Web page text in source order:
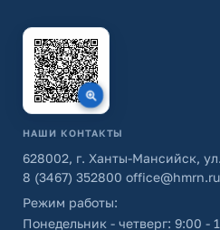
НАШИ КОНТАКТЫ
628002, г. Ханты-Мансийск,
8 (3467) 352800 office@hmrn.ru
Режим работы:
Понедельник - четверг: 9:00 -